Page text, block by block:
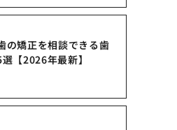
の矯正を相談できる歯
【2026年最新】